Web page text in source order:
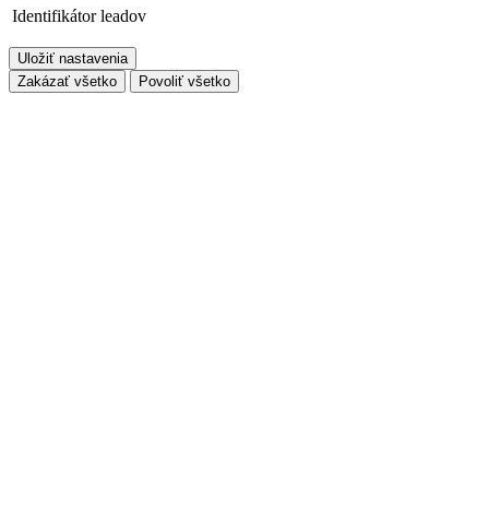
Identifikátor leadov
Uložiť nastavenia
Zakázať všetko
Povoliť všetko